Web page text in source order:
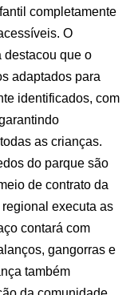
completamente
O
destacou que o
adaptados para
identificados, com
as crianças.
do parque são
de contrato da
executa as
contará com
gangorras e
também